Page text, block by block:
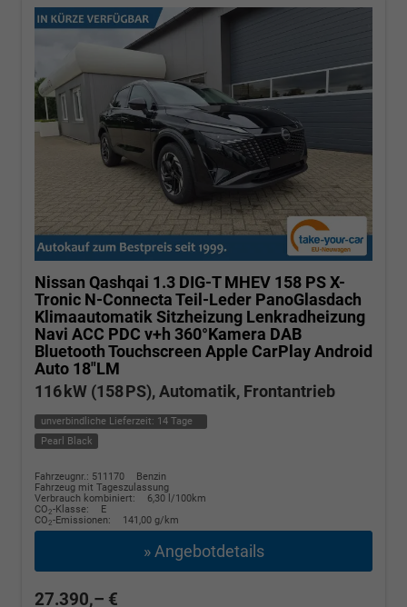
Nissan Qashqai 1.3 DIG-T MHEV 158 PS X-
Tronic N-Connecta Teil-Leder PanoGlasdach
Klimaautomatik Sitzheizung Lenkradheizung
Navi ACC PDC v+h 360°Kamera DAB
Bluetooth Touchscreen Apple CarPlay Android
Auto 18"LM
116 kW (158 PS), Automatik, Frontantrieb
unverbindliche Lieferzeit: 14 Tage
Pearl Black
Fahrzeugnr.: 511170
Benzin
Fahrzeug mit Tageszulassung
Verbrauch kombiniert:
6,30 l/100km
CO2-Klasse:
E
CO2-Emissionen: 141,00 g/km
» Angebotdetails
27.390,– €